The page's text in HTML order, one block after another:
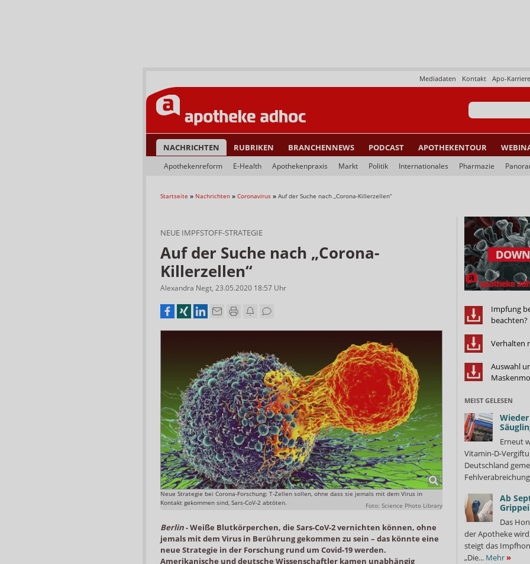
Apo-Karriere
Kontakt
Mediadaten
NACHRICHTEN RUBRIKEN BRANCHENNEWS PODCAST APOTHEKENTOUR
Apothekenreform E-Health Apothekenpraxis Markt Politik Internationales Pharmazie
Startseite » Nachrichten » Coronavirus » Auf der Suche nach „Corona-Killerzellen“
NEUE IMPFSTOFF-STRATEGIE
Auf der Suche nach „Corona-
Killerzellen“
Alexandra Negt, 23.05.2020 18:57 Uhr
Neue Strategie bei Corona-Forschung: T-Zellen sollen, ohne dass sie jemals mit dem Virus in
Kontakt gekommen sind, Sars-CoV-2 abtöten.
Foto: Science Photo Library
Berlin-Weiße Blutkörperchen, die Sars-CoV-2 vernichten können, ohne
jemals mit dem Virus in Berührung gekommen zu sein – das könnte eine
neue Strategie in der Forschung rund um Covid-19 werden.
Amerikanische und deutsche Wissenschaftler kamen unabhängig
Impfung
beachten?
Verhalten
Auswahl
MEIST GELESEN
Erneut
Vitamin-D-
Deutschland
Ab
Das
der Apotheke
steigt das
„Die... Mehr»